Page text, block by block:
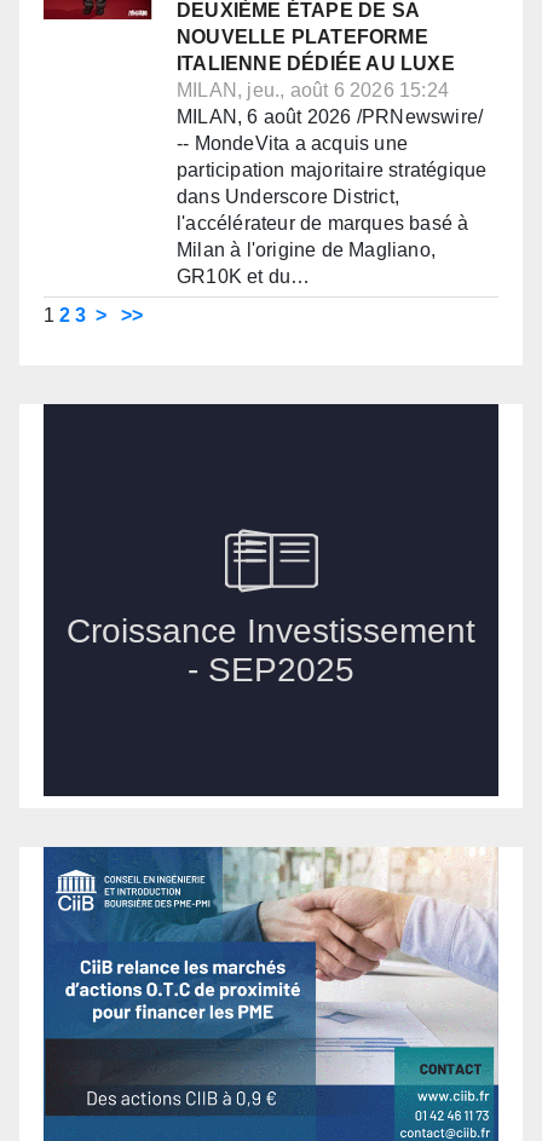
DEUXIÈME ÉTAPE DE SA
NOUVELLE PLATEFORME
ITALIENNE DÉDIÉE AU LUXE
MILAN, jeu., août 6 2026 15:24
MILAN, 6 août 2026 /PRNewswire/
-- MondeVita a acquis une
participation majoritaire stratégique
dans Underscore District,
l'accélérateur de marques basé à
Milan à l'origine de Magliano,
GR10K et du…
1 2 3 > >>